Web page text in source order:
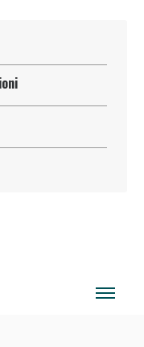
al 40% valido